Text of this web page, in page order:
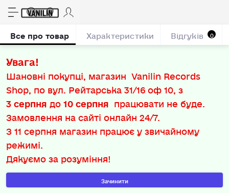
Увага!
Шановні покупці, магазин Vanilin Records
Shop, по вул. Рейтарська 31/16 оф 10, з
3 серпня до10 серпня працювати не буде.
Замовлення на сайті онлайн 24/7.
З11 серпня магазин працює у звичайному
режимі.
Дякуємо за розуміння!
Зачинити
Все про товар Характеристики Відгуків 0